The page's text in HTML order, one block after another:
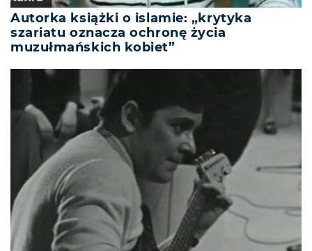
Autorka książki o islamie: „krytyka
szariatu oznacza ochronę życia
muzułmańskich kobiet”